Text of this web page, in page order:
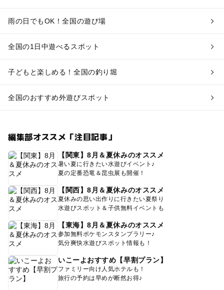
雨の日でもOK！全国の遊び場
全国の1日中遊べるスポット
子どもと楽しめる！全国の釣り堀
全国のおすすめ外遊びスポット
編集部オススメ「注目記事」
【関東】8月＆夏休みのオススメ
暑い夏に行きたい水遊びイベント♪
夏の定番恐竜＆昆虫展も開催！
【関西】8月＆夏休みのオススメ
夏休みの思い出作りに行きたい夏祭り
水遊びスポット＆子供無料イベントも
【東海】8月＆夏休みのオススメ
参加無料ポケモンスタンプラリー♪
気分爽快水遊びスポット情報も！
いこーよおすすめ【早割プラン】
ファミリー向け人気ホテルも！
旅行の予約は早めが断然お得♪